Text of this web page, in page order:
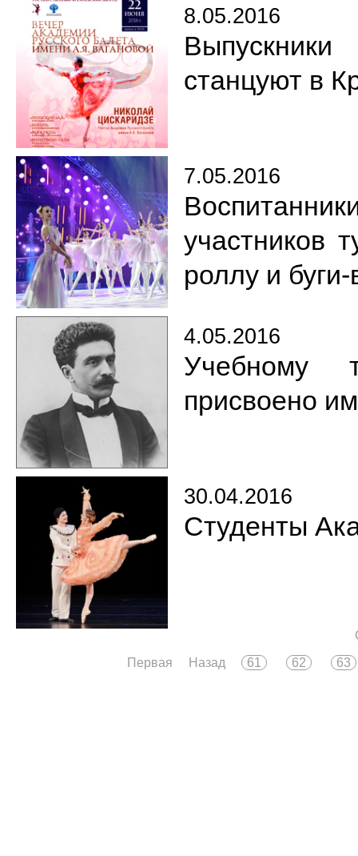
8.05.2016
станцуют в
7.05.2016
участников
роллу и буги-
4.05.2016
Учебному
присвоено
30.04.2016
Студенты
Первая
Назад 61 62 63